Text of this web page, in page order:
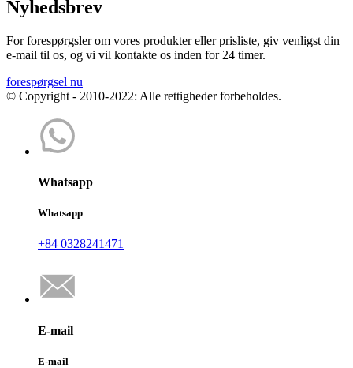
Nyhedsbrev
For forespørgsler om vores produkter eller prisliste, giv venligst din
e-mail til os, og vi vil kontakte os inden for 24 timer.
forespørgsel nu
© Copyright - 2010-2022: Alle rettigheder forbeholdes.
Whatsapp
Whatsapp
+84 0328241471
E-mail
E-mail